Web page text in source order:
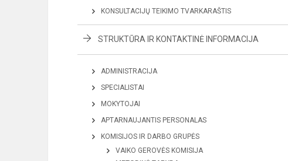
KONSULTACIJŲ TEIKIMO TVARKARAŠTIS
STRUKTŪRA IR KONTAKTINĖ INFORMACIJA
ADMINISTRACIJA
SPECIALISTAI
MOKYTOJAI
APTARNAUJANTIS PERSONALAS
KOMISIJOS IR DARBO GRUPĖS
VAIKO GEROVĖS KOMISIJA